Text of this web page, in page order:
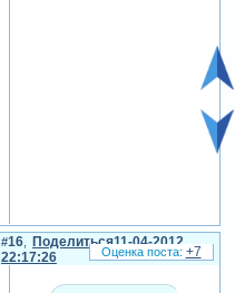
Поделиться
16
11-04-2012
22:17:26
+7